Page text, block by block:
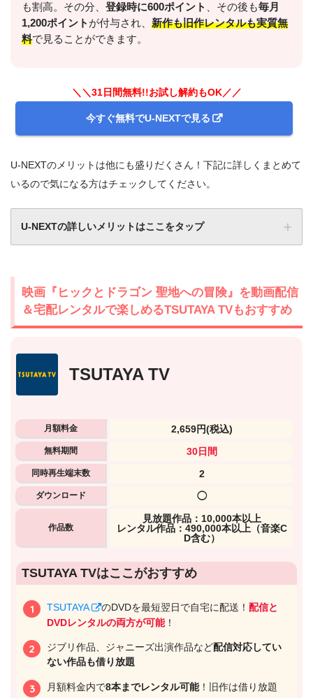
も割高。その分、 登録時に600ポイント 、その後も毎月
1,200ポイント が付与され、 新作も旧作レンタルも実質無
料で見ることができます。
＼＼31日間無料!!お試し解約もOK／／
今すぐ無料でU-NEXTで見る
U-NEXTのメリットは他にも盛りだくさん！下記に詳しくまとめて
いるので気になる方はチェックしてください。
U-NEXTの詳しいメリットはここをタップ
出典: U-NEXTヘルプセンター
映画『ヒックとドラゴン 聖地への冒険』を動画配信
＆宅配レンタルで楽しめるTSUTAYA TVもおすすめ
TSUTAYA TV
月額料金 2,659円(税込)
無料期間 30日間
同時再生端末数 2
ダウンロード ◯
作品数
⾒放題作品：10,000本以上
レンタル作品：490,000本以上（音楽C
D含む）
TSUTAYA TVはここがおすすめ
TSUTAYA のDVDを最短翌日で自宅に配送！配信と
DVDレンタルの両方が可能！
ジブリ作品、ジャニーズ出演作品など配信対応してい
ない作品も借り放題
月額料金内で8本までレンタル可能！旧作は借り放題